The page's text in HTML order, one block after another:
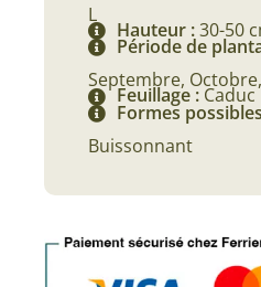
L
Hauteur :30-50
Période de
Septembre,
Feuillage : Caduc
Formes
Buissonnant